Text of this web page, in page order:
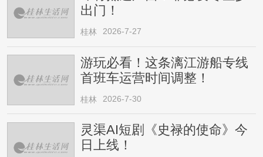
出门！
桂林 2026-7-27
游玩必看！这条漓江游船专线
首班车运营时间调整！
桂林 2026-7-30
灵渠AI短剧《史禄的使命》今
日上线！